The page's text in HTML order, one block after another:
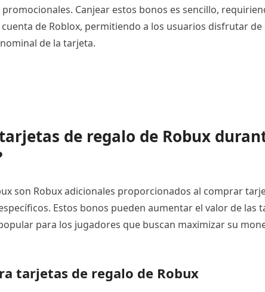
Canjear estos bonos es sencillo,
de Roblox, permitiendo a los usuarios disfrutar de
de la tarjeta.
de regalo de Robux
son Robux adicionales proporcionados al comprar
Estos bonos pueden aumentar el valor de las
para los jugadores que buscan maximizar su
tarjetas de regalo de Robux